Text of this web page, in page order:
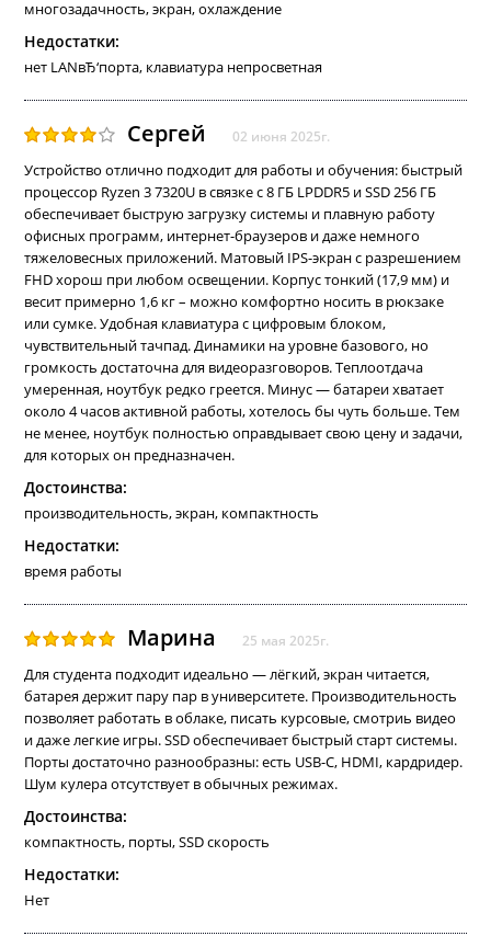
многозадачность, экран, охлаждение
Недостатки:
нет LANвЂ‘порта, клавиатура непросветная
Сергей 02 июня 2025г.
Устройство отлично подходит для работы и обучения: быстрый
процессор Ryzen 3 7320U в связке с 8 ГБ LPDDR5 и SSD 256 ГБ
обеспечивает быструю загрузку системы и плавную работу
офисных программ, интернет-браузеров и даже немного
тяжеловесных приложений. Матовый IPS-экран с разрешением
FHD хорош при любом освещении. Корпус тонкий (17,9 мм) и
весит примерно 1,6 кг – можно комфортно носить в рюкзаке
или сумке. Удобная клавиатура с цифровым блоком,
чувствительный тачпад. Динамики на уровне базового, но
громкость достаточна для видеоразговоров. Теплоотдача
умеренная, ноутбук редко греется. Минус — батареи хватает
около 4 часов активной работы, хотелось бы чуть больше. Тем
не менее, ноутбук полностью оправдывает свою цену и задачи,
для которых он предназначен.
Достоинства:
производительность, экран, компактность
Недостатки:
время работы
Марина 25 мая 2025г.
Для студента подходит идеально — лёгкий, экран читается,
батарея держит пару пар в университете. Производительность
позволяет работать в облаке, писать курсовые, смотриь видео
и даже легкие игры. SSD обеспечивает быстрый старт системы.
Порты достаточно разнообразны: есть USB-C, HDMI, кардридер.
Шум кулера отсутствует в обычных режимах.
Достоинства:
компактность, порты, SSD скорость
Недостатки:
Нет